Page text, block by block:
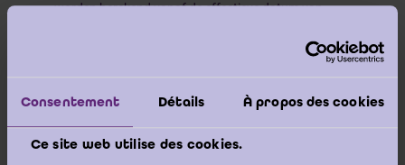
Consentement Détails À propos des cookies
Ce site web utilise des cookies.
worden berekend vanaf de effectieve datum van
jaar N zogenaamd werd benoemd voor de boekjaren N-1,
N en N+1 zal ook het jaar N+2 in zijn controle mogen
15 februari jaar N. Het is nuttig te preciseren dat de
controle over het boekjaar N-1 gebeurt als bedrijfsrevisor
in de vorm van een “bijzondere opdracht”.